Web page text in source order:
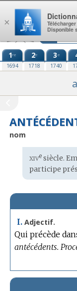
Aller au contenu
1re
1694
2e
1718
3e
1740
nom
Étymologie
:
xivesiècle.
participe
I. Adjectif.
Qui précède
antécédents.
×
Disponible